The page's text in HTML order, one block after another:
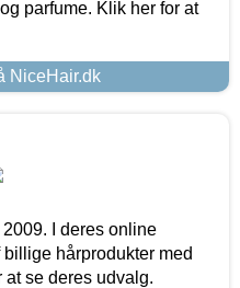
parfume. Klik her for at
NiceHair.dk
I deres online
hårprodukter med
at se deres udvalg.